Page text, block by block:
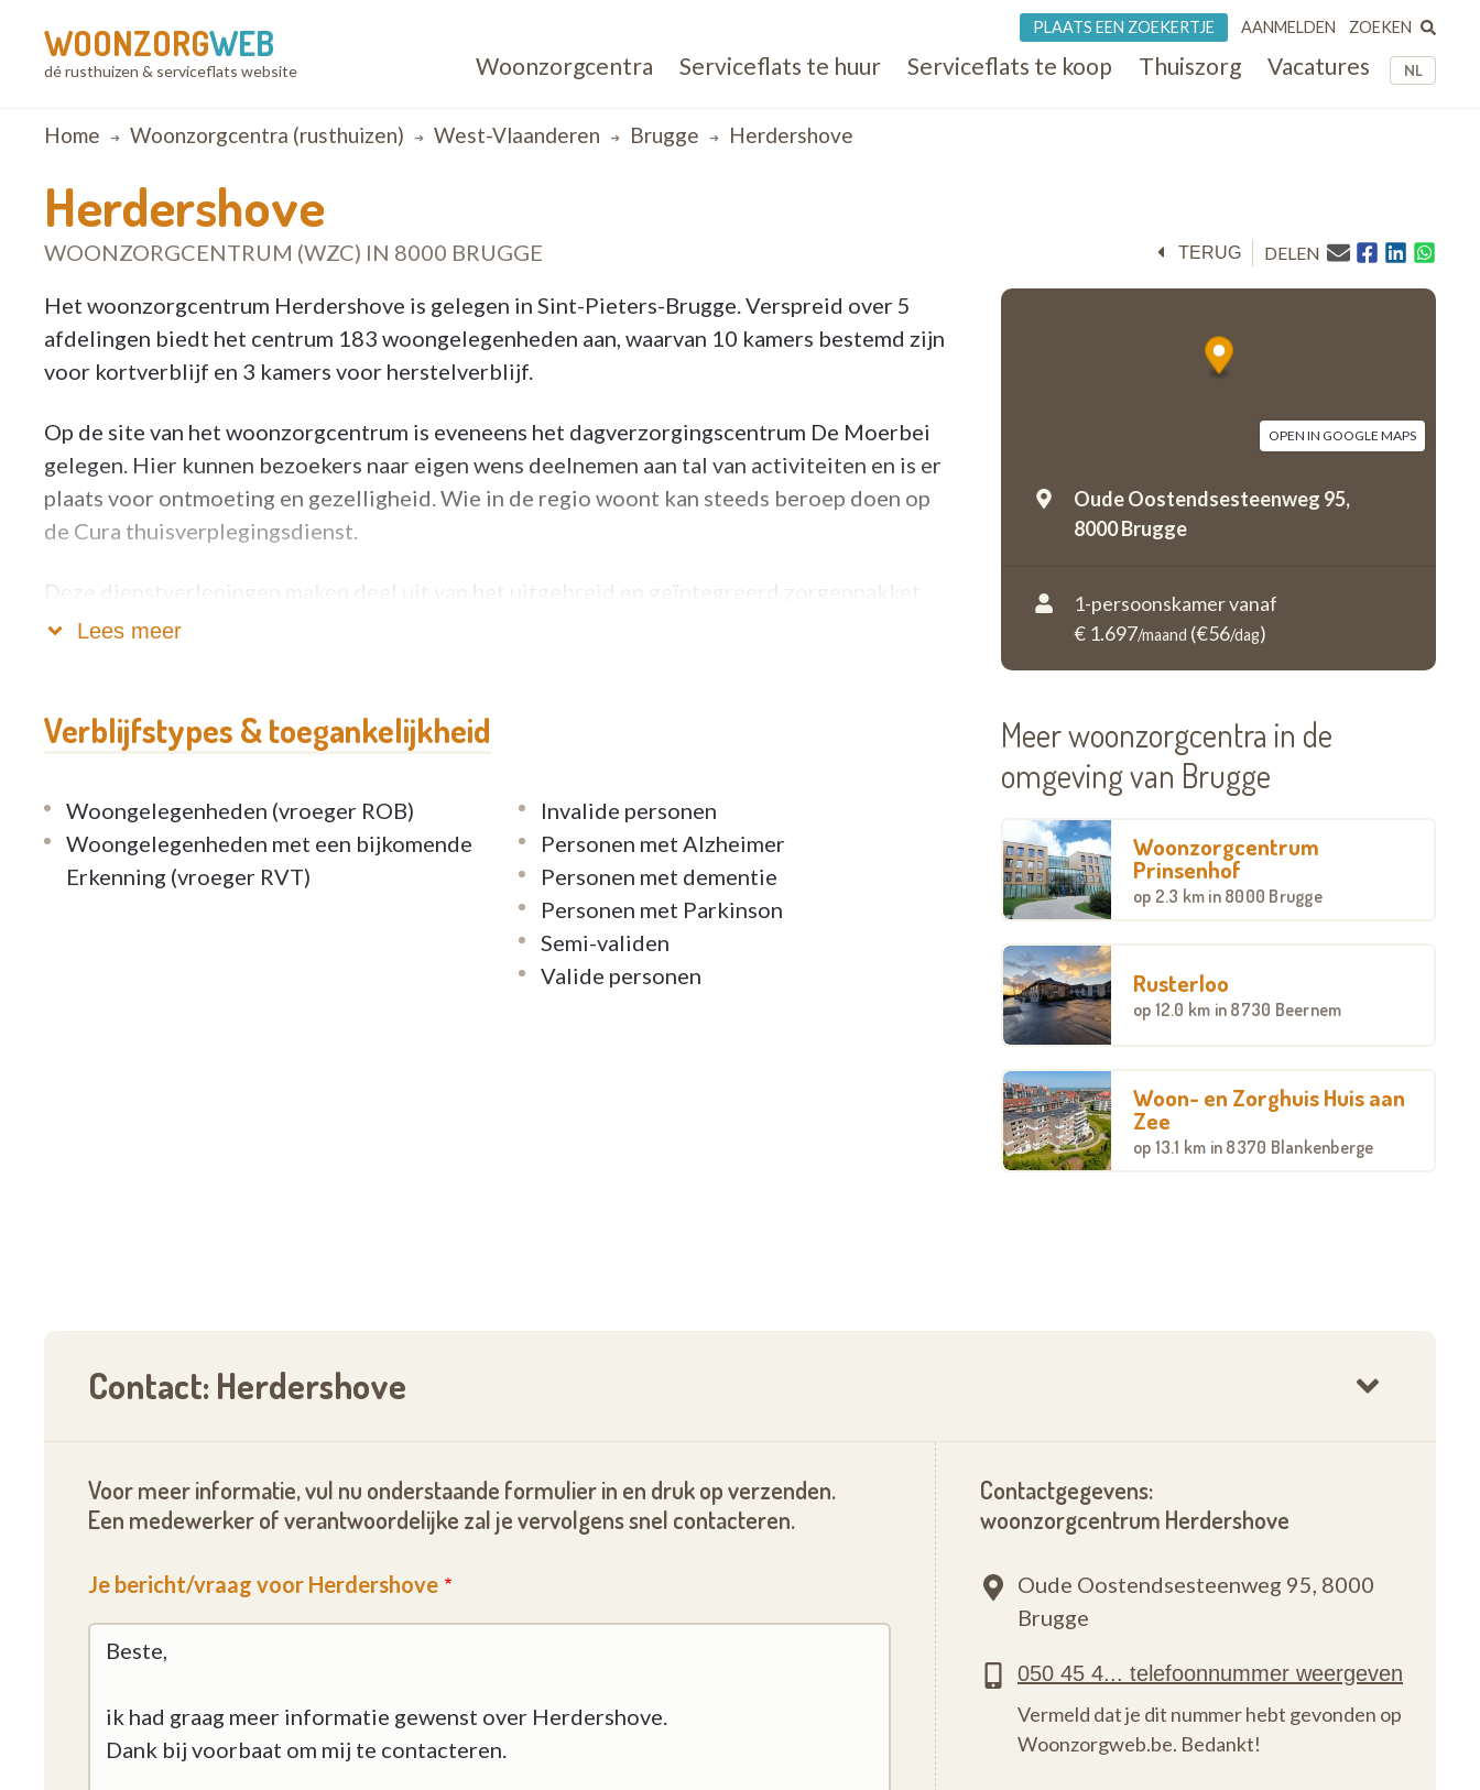
WOONZORGWEB
dé rusthuizen & serviceflats website NL
Woonzorgcentra Serviceflats te huur Serviceflats te koop Thuiszorg Vacatures
PLAATS EEN ZOEKERTJE AANMELDEN ZOEKEN
Breadcrumb
Home Woonzorgcentra (rusthuizen) West-Vlaanderen Brugge Herdershove
Herdershove
WOONZORGCENTRUM (WZC) IN 8000 BRUGGE TERUG DELEN
OPEN IN GOOGLE MAPS
Oude Oostendsesteenweg 95,
8000 Brugge
1-persoonskamer vanaf
€ 1.697/maand (€56/dag)
Het woonzorgcentrum Herdershove is gelegen in Sint-Pieters-Brugge. Verspreid over 5
afdelingen biedt het centrum 183 woongelegenheden aan, waarvan 10 kamers bestemd zijn
voor kortverblijf en 3 kamers voor herstelverblijf.
Op de site van het woonzorgcentrum is eveneens het dagverzorgingscentrum De Moerbei
gelegen. Hier kunnen bezoekers naar eigen wens deelnemen aan tal van activiteiten en is er
plaats voor ontmoeting en gezelligheid. Wie in de regio woont kan steeds beroep doen op
de Cura thuisverplegingsdienst.
Deze dienstverleningen maken deel uit van het uitgebreid en geïntegreerd zorgenpakket
dat vzw Curando in West- en Oost-Vlaanderen aanbiedt.
Vind woonzorgcentrum Herdershove ook
op: https://www.facebook.com/pages/category/Local-Service/Curando-Noord-
Lees meer
Verblijfstypes & toegankelijkheid
Woongelegenheden (vroeger ROB)
Woongelegenheden met een bijkomende
Erkenning (vroeger RVT)
Invalide personen
Personen met Alzheimer
Personen met dementie
Personen met Parkinson
Semi-validen
Valide personen
Meer woonzorgcentra in de
omgeving van Brugge
Woonzorgcentrum
Prinsenhof
op 2.3 km in 8000 Brugge
Rusterloo
op 12.0 km in 8730 Beernem
Woon- en Zorghuis Huis aan
Zee
op 13.1 km in 8370 Blankenberge
Contact: Herdershove
Voor meer informatie, vul nu onderstaande formulier in en druk op verzenden.
Een medewerker of verantwoordelijke zal je vervolgens snel contacteren.
Je bericht/vraag voor Herdershove
Contactgegevens:
woonzorgcentrum Herdershove
Oude Oostendsesteenweg 95, 8000
Brugge
Vermeld dat je dit nummer hebt gevonden op
Woonzorgweb.be. Bedankt!